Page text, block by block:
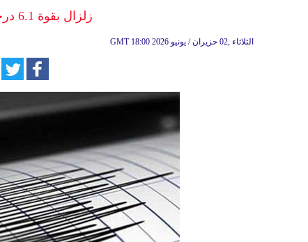
زلزال بقوة 6.1 درجة يضرب قبالة جنوب إيطاليا
GMT 18:00 2026 الثلاثاء ,02 حزيران / يونيو